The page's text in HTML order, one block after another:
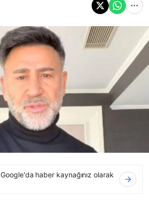
Google'da haber kaynağınız olarak